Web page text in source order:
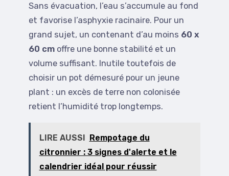
Sans évacuation, l’eau s’accumule au fond
et favorise l’asphyxie racinaire. Pour un
grand sujet, un contenant d’au moins 60 x
60 cm offre une bonne stabilité et un
volume suffisant. Inutile toutefois de
choisir un pot démesuré pour un jeune
plant : un excès de terre non colonisée
retient l’humidité trop longtemps.
LIRE AUSSI Rempotage du
citronnier : 3 signes d'alerte et le
calendrier idéal pour réussir